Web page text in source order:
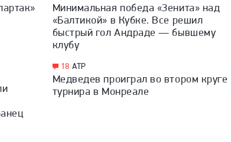
Минимальная победа «Зенита» над
«Балтикой» в Кубке. Все решил
быстрый гол Андраде — бывшему
клубу
18 ATP
Медведев проиграл во втором круге
турнира в Монреале